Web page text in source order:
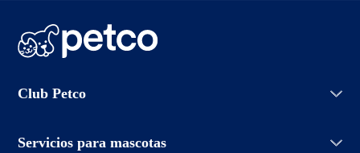
Club Petco
Iniciar sesión
Promociones
Servicios para mascotas
Grooming Salon